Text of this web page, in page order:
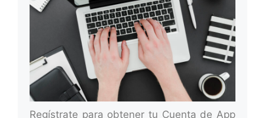
Regístrate para obtener tu Cuenta de App